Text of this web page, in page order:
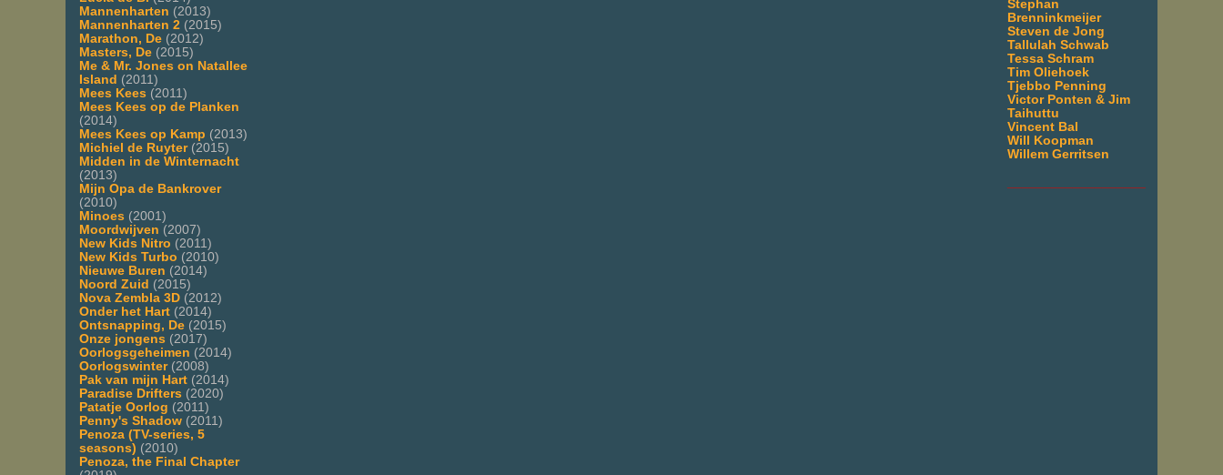
Mannenharten (2013)
Mannenharten 2 (2015)
Marathon, De (2012)
Masters, De (2015)
Me & Mr. Jones on Natallee
Island (2011)
Mees Kees (2011)
Mees Kees op de Planken
(2014)
Mees Kees op Kamp (2013)
Michiel de Ruyter(2015)
Midden in de Winternacht
(2013)
Mijn Opa de Bankrover
(2010)
Minoes (2001)
Moordwijven (2007)
New Kids Nitro (2011)
New Kids Turbo (2010)
Nieuwe Buren (2014)
Noord Zuid (2015)
Nova Zembla 3D (2012)
Onder het Hart (2014)
Ontsnapping, De (2015)
Onze jongens (2017)
Oorlogsgeheimen (2014)
Oorlogswinter(2008)
Pak van mijn Hart (2014)
Paradise Drifters (2020)
Patatje Oorlog (2011)
Penny's Shadow (2011)
Penoza (TV-series, 5
seasons) (2010)
Penoza, the Final Chapter
Stephan
Brenninkmeijer
Steven de Jong
Tallulah Schwab
Tessa Schram
Tim Oliehoek
Tjebbo Penning
Victor Ponten & Jim
Taihuttu
Vincent Bal
Will Koopman
Willem Gerritsen